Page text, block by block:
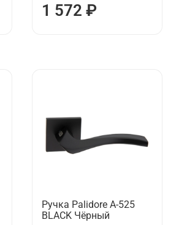
1 572 ₽
Ручка Palidore А-525
BLACK Чёрный